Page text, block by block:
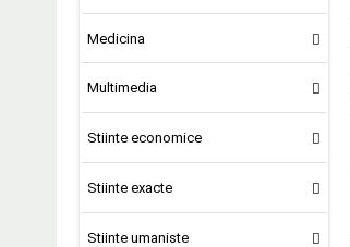
Medicina
Multimedia
Stiinte economice
Stiinte exacte
Stiinte umaniste